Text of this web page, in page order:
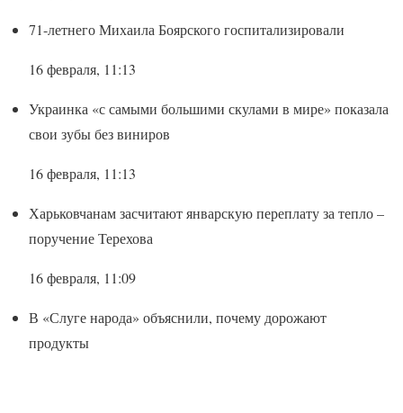
71-летнего Михаила Боярского госпитализировали
16 февраля, 11:13
Украинка «с самыми большими скулами в мире» показала
свои зубы без виниров
16 февраля, 11:13
Харьковчанам засчитают январскую переплату за тепло –
поручение Терехова
16 февраля, 11:09
В «Слуге народа» объяснили, почему дорожают
продукты